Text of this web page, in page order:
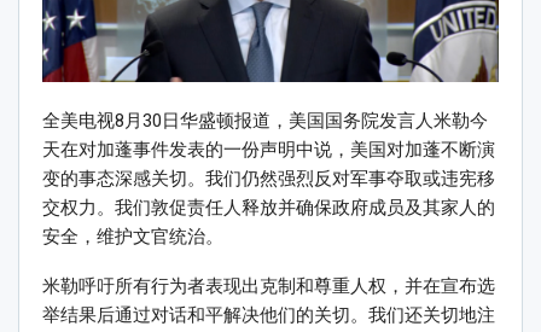
全美电视8月30日华盛顿报道，美国国务院发言人米勒今
天在对加蓬事件发表的一份声明中说，美国对加蓬不断演
变的事态深感关切。我们仍然强烈反对军事夺取或违宪移
交权力。我们敦促责任人释放并确保政府成员及其家人的
安全，维护文官统治。
米勒呼吁所有行为者表现出克制和尊重人权，并在宣布选
举结果后通过对话和平解决他们的关切。我们还关切地注